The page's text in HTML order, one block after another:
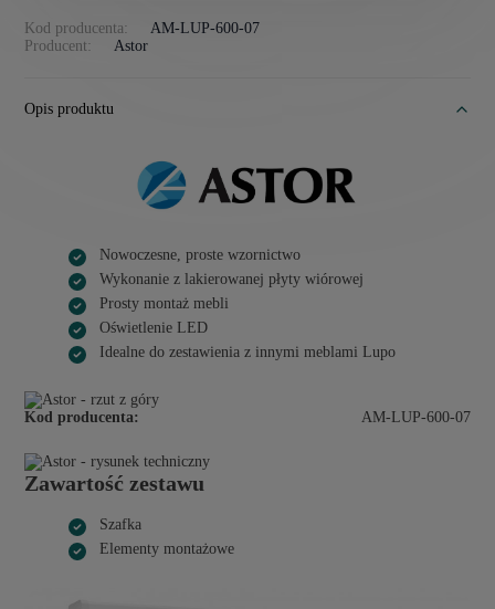
Kod producenta:
AM-LUP-600-07
Producent:
Astor
Opis produktu
Nowoczesne, proste wzornictwo
Wykonanie z lakierowanej płyty wiórowej
Prosty montaż mebli
Oświetlenie LED
Idealne do zestawienia z innymi meblami Lupo
Kod producenta: AM-LUP-600-07
Zawartość zestawu
Szafka
Elementy montażowe